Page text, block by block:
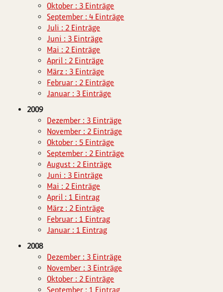
Oktober : 3 Einträge
September : 4 Einträge
Juli : 2 Einträge
Juni : 3 Einträge
Mai : 2 Einträge
April : 2 Einträge
März : 3 Einträge
Februar : 2 Einträge
Januar : 3 Einträge
2009
Dezember : 3 Einträge
November : 2 Einträge
Oktober : 5 Einträge
September : 2 Einträge
August : 2 Einträge
Juni : 3 Einträge
Mai : 2 Einträge
April : 1 Eintrag
März : 2 Einträge
Februar : 1 Eintrag
Januar : 1 Eintrag
2008
Dezember : 3 Einträge
November : 3 Einträge
Oktober : 2 Einträge
September : 1 Eintrag